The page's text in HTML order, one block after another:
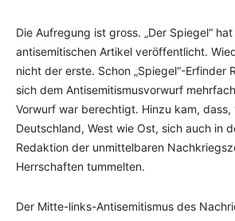
Die Aufregung ist gross. „Der Spiegel“
antisemitischen Artikel veröffentlicht.
nicht der erste. Schon „Spiegel“-Erfinder
sich dem Antisemitismusvorwurf
Vorwurf war berechtigt. Hinzu kam, dass,
Deutschland, West wie Ost, sich auch in
Redaktion der unmittelbaren
Herrschaften tummelten.
Der Mitte-links-Antisemitismus des